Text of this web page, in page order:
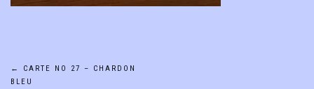
Navigation
←
CARTE NO 27 – CHARDON
BLEU